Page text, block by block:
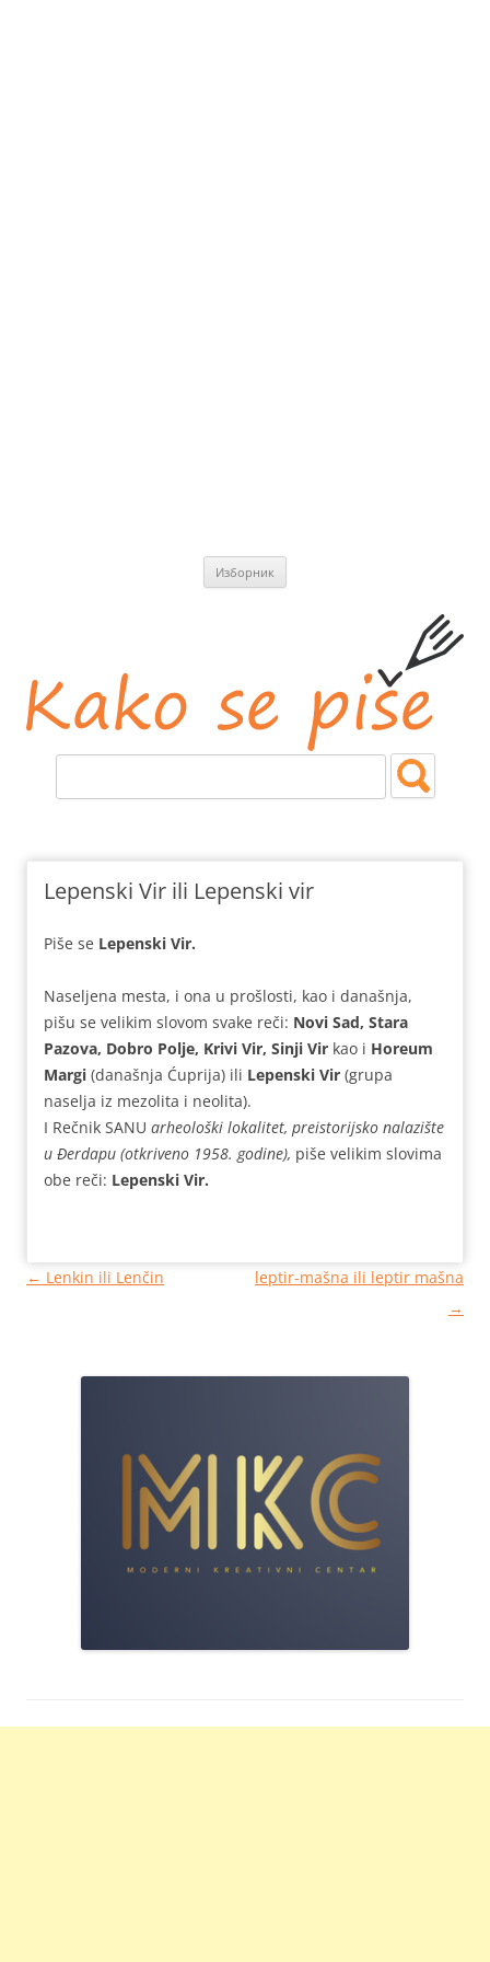
Изборник
Lepenski Vir ili Lepenski vir
Piše se Lepenski Vir.
Naseljena mesta, i ona u prošlosti, kao i današnja,
pišu se velikim slovom svake reči: Novi Sad, Stara
Pazova, Dobro Polje, Krivi Vir, Sinji Vir kao i Horeum
Margi (današnja Ćuprija) ili Lepenski Vir (grupa
naselja iz mezolita i neolita).
I Rečnik SANU arheološki lokalitet, preistorijsko nalazište
u Đerdapu (otkriveno 1958. godine), piše velikim slovima
obe reči: Lepenski Vir.
Кретање
← Lenkin ili Lenčin
leptir-mašna ili leptir mašna
→